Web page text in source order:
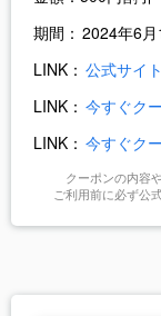
期間： 2024年6
LINK： 公式サイト
LINK： 今すぐク
LINK： 今すぐク
クーポンの内容
ご利用前に必ず公